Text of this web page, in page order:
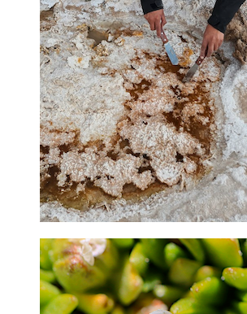
GEOCIENCIAS
Estudia la evolución geológica,
geoquímica de salares altoandinos
geofísicos, isotópicos y
ECOLOGÍA